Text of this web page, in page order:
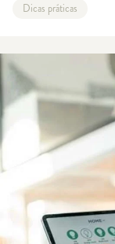
by Westwing para
Dicas práticas